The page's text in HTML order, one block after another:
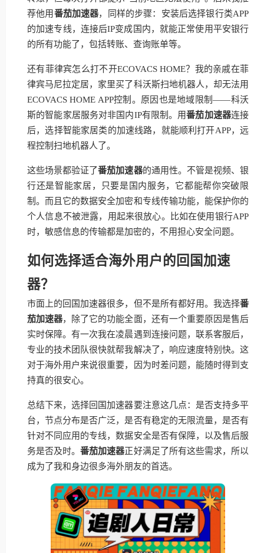
荐他用番茄加速器，同样的步骤：安装后选择银行类APP
的加速专线，连接后IP变成国内，就能正常使用平安银行
的所有功能了，包括转账、查询账单等。
还有菲律宾怎么打不开ECOVACS HOME？我的亲戚在菲
律宾马尼拉定居，家里买了科沃斯扫地机器人，却无法用
ECOVACS HOME APP控制。原因也是地域限制——科沃
斯的智能家居服务对非国内IP有限制。用番茄加速器连接
后，选择智能家居类的加速线路，就能顺利打开APP，远
程控制扫地机器人了。
这些场景都验证了番茄加速器的通用性。不管是视频、银
行还是智能家居，只要是国内服务，它都能帮你突破限
制。而且它的数据安全加密和专线传输功能，能保护你的
个人信息不被泄露，用起来很放心。比如在使用银行APP
时，敏感信息的传输都是加密的，不用担心安全问题。
如何选择适合海外用户的回国加速
器？
市面上的回国加速器很多，但不是所有都好用。我选择番
茄加速器，除了它的功能全面，还有一个重要原因是售后
实时保障。有一次我在凌晨遇到连接问题，联系客服后，
专业的技术团队很快就帮我解决了，响应速度特别快。这
对于海外用户来说很重要，因为时差问题，能随时得到支
持真的很安心。
总结下来，选择回国加速器要注意这几点：是否支持多平
台，节点分布是否广泛，是否有稳定的无限流量，是否有
针对不同应用的专线，数据安全是否有保障，以及售后服
务是否及时。番茄加速器正好满足了所有这些需求，所以
成为了我和身边很多海外朋友的首选。